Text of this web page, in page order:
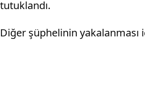
tutuklandı.
Diğer şüphelinin yakalanması